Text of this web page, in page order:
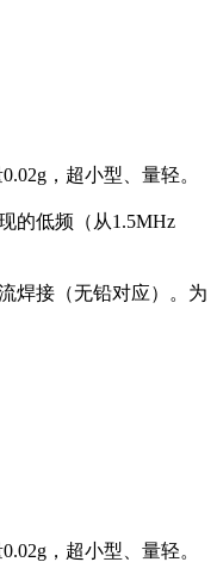
，超小型、量轻。
的低频（从1.5MHz
焊接（无铅对应）。为
，超小型、量轻。